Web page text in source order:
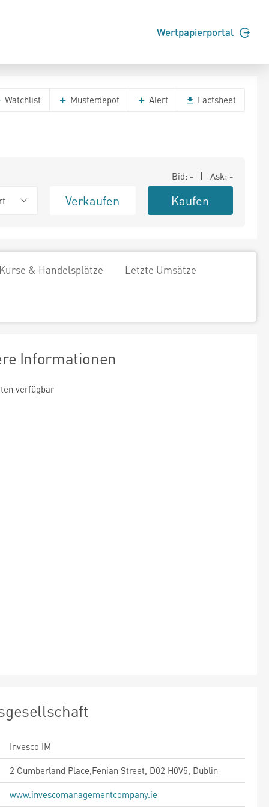
Wertpapierportal
Watchlist Musterdepot Alert Factsheet
Bid: - | Ask: -
Verkaufen Kaufen
& Handelsplätze Letzte Umsätze
Informationen
verfügbar
Invesco IM
2 Cumberland Place,Fenian Street, D02 H0V5, Dublin
www.invescomanagementcompany.ie